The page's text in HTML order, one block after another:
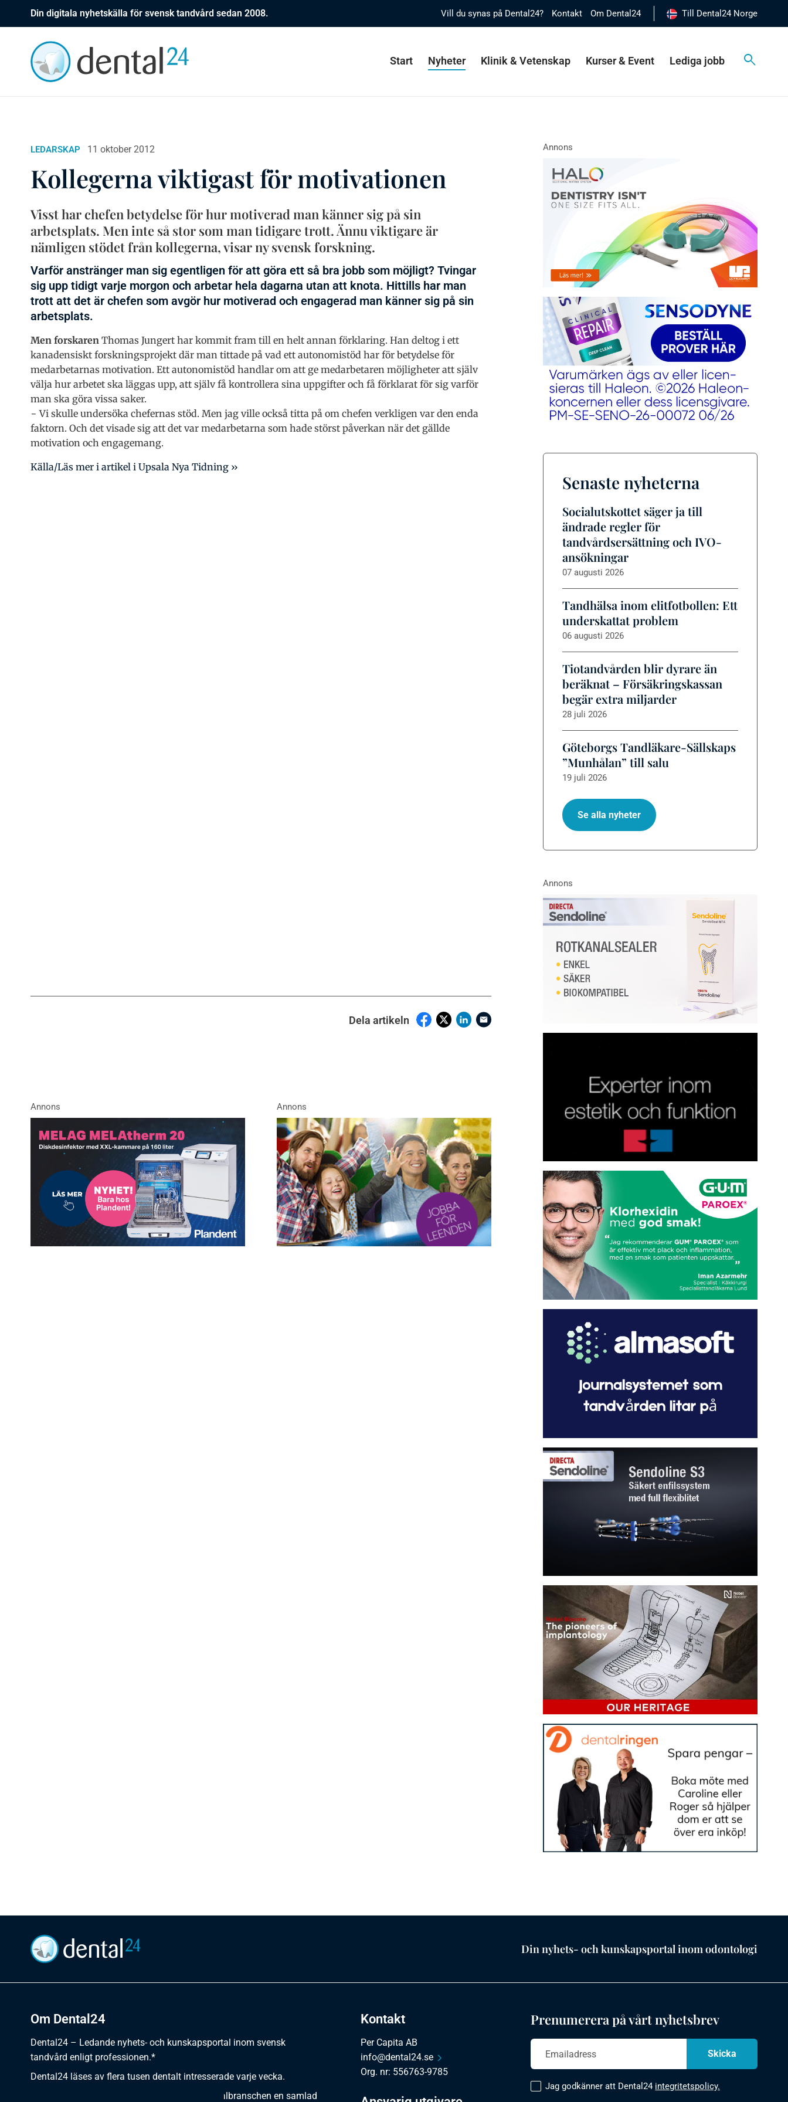
Din digitala nyhetskälla för svensk tandvård sedan 2008. Vill du synas på Dental24? Kontakt Om Dental24 Till Dental24 Norge
Start Nyheter Klinik & Vetenskap Kurser & Event Lediga jobb
LEDARSKAP 11 oktober 2012
Kollegerna viktigast för motivationen
Visst har chefen betydelse för hur motiverad man känner sig på sin
arbetsplats. Men inte så stor som man tidigare trott. Ännu viktigare är
nämligen stödet från kollegerna, visar ny svensk forskning.
Varför anstränger man sig egentligen för att göra ett så bra jobb som möjligt? Tvingar
sig upp tidigt varje morgon och arbetar hela dagarna utan att knota. Hittills har man
trott att det är chefen som avgör hur motiverad och engagerad man känner sig på sin
arbetsplats.
Men forskaren Thomas Jungert har kommit fram till en helt annan förklaring. Han deltog i ett
kanadensiskt forskningsprojekt där man tittade på vad ett autonomistöd har för betydelse för
medarbetarnas motivation. Ett autonomistöd handlar om att ge medarbetaren möjligheter att själv
välja hur arbetet ska läggas upp, att själv få kontrollera sina uppgifter och få förklarat för sig varför
man ska göra vissa saker.
− Vi skulle undersöka chefernas stöd. Men jag ville också titta på om chefen verkligen var den enda
faktorn. Och det visade sig att det var medarbetarna som hade störst påverkan när det gällde
motivation och engagemang.
Källa/Läs mer i artikel i Upsala Nya Tidning ››
Dela artikeln
Senaste nyheterna
Socialutskottet säger ja till
ändrade regler för
tandvårdsersättning och IVO-
ansökningar
07 augusti 2026
Tandhälsa inom elitfotbollen: Ett
underskattat problem
06 augusti 2026
Tiotandvården blir dyrare än
beräknat – Försäkringskassan
begär extra miljarder
28 juli 2026
Göteborgs Tandläkare-Sällskaps
”Munhålan” till salu
19 juli 2026
Se alla nyheter
Din nyhets- och kunskapsportal inom odontologi
Om Dental24
Dental24 – Ledande nyhets- och kunskapsportal inom svensk
tandvård enligt professionen.*
Dental24 läses av flera tusen dentalt intresserade varje vecka.
Dental24 erbjuder yrkesverksamma inom dentalbranschen en samlad
Kontakt
Per Capita AB
info@dental24.se
Org. nr: 556763-9785
Prenumerera på vårt nyhetsbrev
Jag godkänner att Dental24 integritetspolicy.